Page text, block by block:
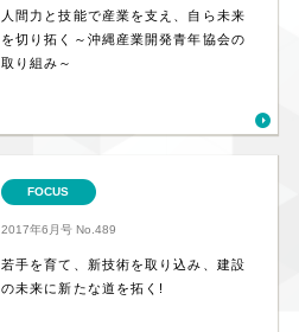
人間力と技能で産業を支え、自ら未来
を切り拓く～沖縄産業開発青年協会の
取り組み～
FOCUS
2017年6月号No.489
若手を育て、新技術を取り込み、建設
の未来に新たな道を拓く!